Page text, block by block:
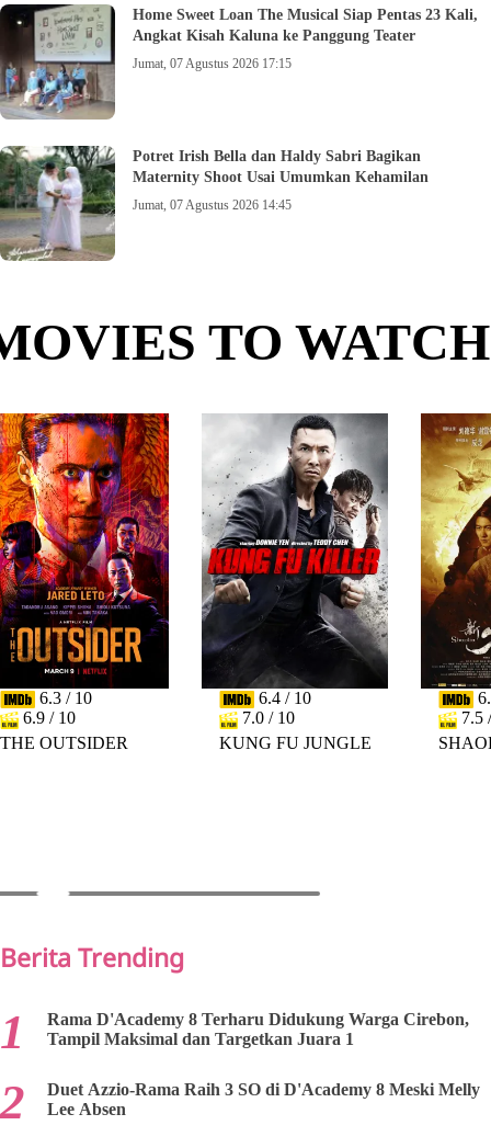
Home Sweet Loan The Musical Siap Pentas 23 Kali,
Angkat Kisah Kaluna ke Panggung Teater
Jumat, 07 Agustus 2026 17:15
Potret Irish Bella dan Haldy Sabri Bagikan
Maternity Shoot Usai Umumkan Kehamilan
Jumat, 07 Agustus 2026 14:45
TO WATCH
6.3 / 10
6.9 / 10
THE OUTSIDER
6.4 / 10
7.0 / 10
KUNG FU JUNGLE
7.5
Berita Trending
Rama D'Academy 8 Terharu Didukung Warga Cirebon,
Tampil Maksimal dan Targetkan Juara 1
Duet Azzio-Rama Raih 3 SO di D'Academy 8 Meski Melly
Lee Absen